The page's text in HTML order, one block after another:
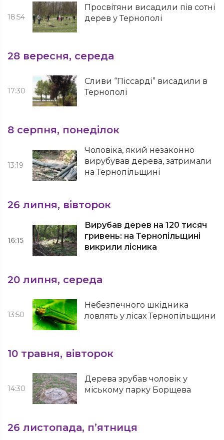
18:54
Просвітяни висадили пів сотні
дерев у Тернополі
28 вересня, середа
17:30
Сливи “Піссарді” висадили в
Тернополі
8 серпня, понеділок
13:19
Чоловіка, який незаконно
вирубував дерева, затримали
на Тернопільщині
26 липня, вівторок
16:15
Вирубав дерев на 120 тисяч
гривень: на Тернопільщині
викрили лісника
20 липня, середа
13:50
Небезпечного шкідника
ловлять у лісах Тернопільщини
10 травня, вівторок
14:30
Дерева зрубав чоловік у
міському парку Борщева
26 листопада, п’ятниця